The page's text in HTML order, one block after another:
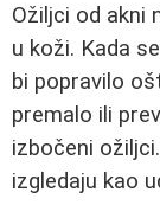
Ožiljci od akni
u koži. Kada
bi popravilo
premalo ili
izbočeni
izgledaju kao